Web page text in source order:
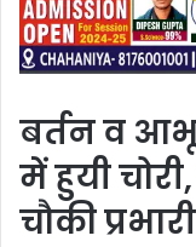
बर्तन व
में हुयी
चौकी प्रभारी